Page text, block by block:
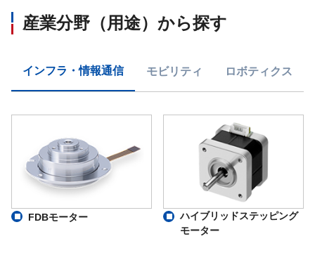
産業分野（用途）から探す
インフラ・情報通信 モビリティ ロボティクス
FDBモーター
ハイブリッドステッピング
モーター